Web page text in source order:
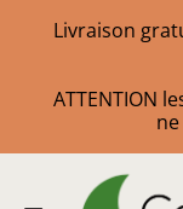
Livraison
ATTENTION